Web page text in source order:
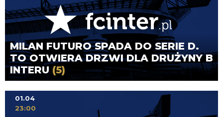
MILAN FUTURO SPADA DO SERIE D.
TO OTWIERA DRZWI DLA DRUŻYNY B
INTERU(5)
01.04
23:00